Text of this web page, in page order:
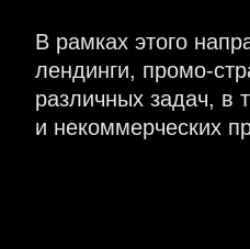
В рамках этого
лендинги, промо-
различных задач, в
и некоммерческих